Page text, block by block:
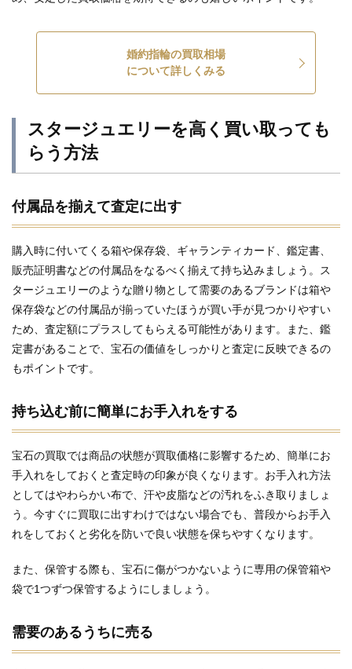
婚約指輪の買取相場
について詳しくみる
スタージュエリーを高く買い取っても
らう方法
付属品を揃えて査定に出す
購入時に付いてくる箱や保存袋、ギャランティカード、鑑定書、
販売証明書などの付属品をなるべく揃えて持ち込みましょう。ス
タージュエリーのような贈り物として需要のあるブランドは箱や
保存袋などの付属品が揃っていたほうが買い手が見つかりやすい
ため、査定額にプラスしてもらえる可能性があります。また、鑑
定書があることで、宝石の価値をしっかりと査定に反映できるの
もポイントです。
持ち込む前に簡単にお手入れをする
宝石の買取では商品の状態が買取価格に影響するため、簡単にお
手入れをしておくと査定時の印象が良くなります。お手入れ方法
としてはやわらかい布で、汗や皮脂などの汚れをふき取りましょ
う。今すぐに買取に出すわけではない場合でも、普段からお手入
れをしておくと劣化を防いで良い状態を保ちやすくなります。
また、保管する際も、宝石に傷がつかないように専用の保管箱や
袋で1つずつ保管するようにしましょう。
需要のあるうちに売る